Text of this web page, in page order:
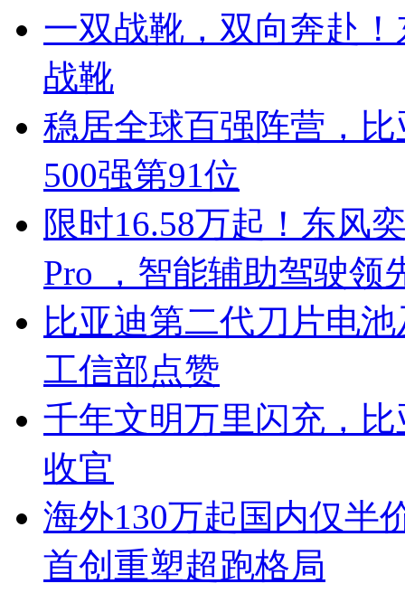
一双战靴，双向奔赴
战靴
稳居全球百强阵营，
500强第91位
限时16.58万起！东风
Pro ，智能辅助驾驶领
比亚迪第二代刀片电
工信部点赞
千年文明万里闪充，
收官
海外130万起国内仅半
首创重塑超跑格局